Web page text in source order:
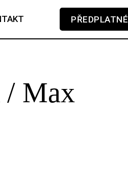
PŘEDPLATNÉ
/ Max